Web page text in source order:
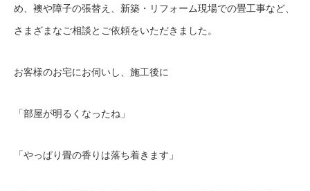
め、襖や障子の張替え、新築・リフォーム現場での畳工事など、
さまざまなご相談とご依頼をいただきました。
お客様のお宅にお伺いし、施工後に
「部屋が明るくなったね」
「やっぱり畳の香りは落ち着きます」